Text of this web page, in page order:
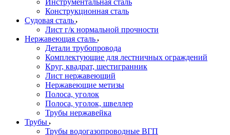
Инструментальная сталь
Конструкционная сталь
Судовая сталь
Лист г/к нормальной прочности
Нержавеющая сталь
Детали трубопровода
Комплектующие для лестничных ограждений
Круг, квадрат, шестигранник
Лист нержавеющий
Нержавеющие метизы
Полоса, уголок
Полоса, уголок, швеллер
Трубы нержавейка
Трубы
Трубы водогазопроводные ВГП